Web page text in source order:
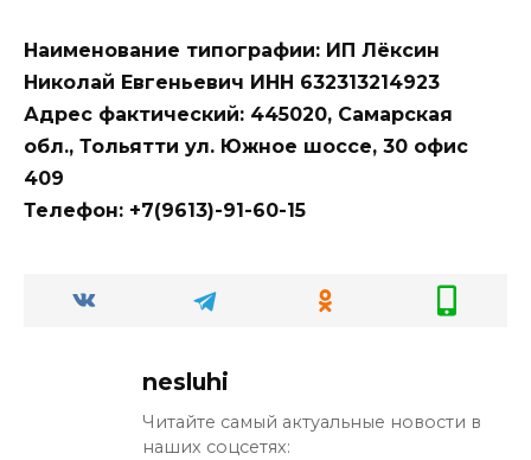
Наименование типографии: ИП Лёксин
Николай Евгеньевич ИНН 632313214923
Адрес фактический: 445020, Самарская
обл., Тольятти ул. Южное шоссе, 30 офис
409
Телефон: +7(9613)-91-60-15
nesluhi
Читайте самый актуальные новости в
наших соцсетях: